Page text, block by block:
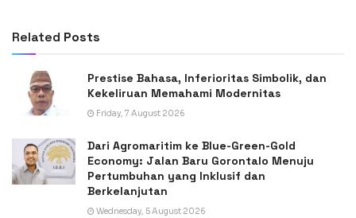
Related Posts
Prestise Bahasa, Inferioritas Simbolik, dan
Kekeliruan Memahami Modernitas
Friday, 7 August 2026
Dari Agromaritim ke Blue-Green-Gold
Economy: Jalan Baru Gorontalo Menuju
Pertumbuhan yang Inklusif dan
Berkelanjutan
Wednesday, 5 August 2026